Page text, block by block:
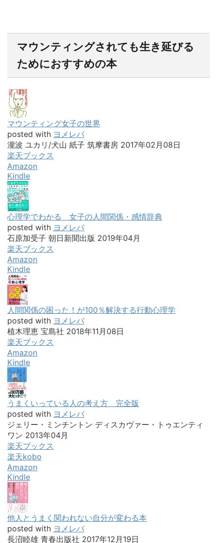
は産後でますます弛んだしまった
ポッチャリ体型ですが、何度もこ
の質問をされるうちに、何故私が
義母に自分の体重というデリケー
トな所を露呈しなければいけない
のか？という怒りが湧いてきまし
た。 もしかしたら痩せろという
...
マウンティングされても生き延びる
ためにおすすめの本
マウンティング女子の世界
posted with ヨメレバ
瀧波 ユカリ/犬山 紙子 筑摩書房 2017年02月08日
楽天ブックス
Amazon
Kindle
心理学でわかる 女子の人間関係・感情辞典
posted with ヨメレバ
石原加受子 朝日新聞出版 2019年04月
楽天ブックス
Amazon
Kindle
人間関係の困った！が100％解決する行動心理学
posted with ヨメレバ
植木理恵 宝島社 2018年11月08日
楽天ブックス
Amazon
Kindle
うまくいっている人の考え方 完全版
posted with ヨメレバ
ジェリー・ミンチントン ディスカヴァー・トゥエンティ
ワン 2013年04月
楽天ブックス
楽天kobo
Amazon
Kindle
他人とうまく関われない自分が変わる本
posted with ヨメレバ
長沼睦雄 青春出版社 2017年12月19日